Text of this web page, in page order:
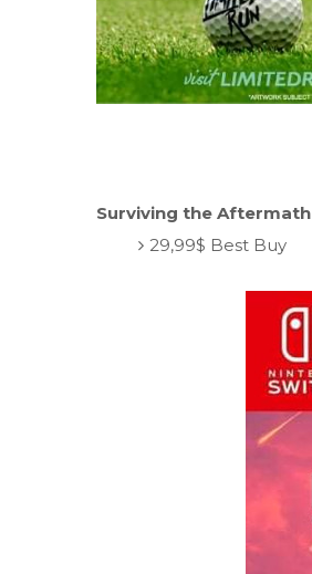
Surviving the Aftermath
29,99$ Best Buy